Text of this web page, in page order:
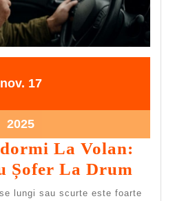
nov.17.11.2025
1717.11.2025
202517.11.2025
La Volan:
Șofer La Drum
Să
lungi sau scurte este foarte